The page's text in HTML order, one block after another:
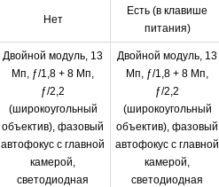
Нет
Есть (в клавише
питания)
Двойной модуль, 13
Мп, ƒ/1,8 + 8 Мп,
ƒ/2,2
(широкоугольный
объектив), фазовый
автофокус с главной
камерой,
светодиодная
Двойной модуль, 13
Мп, ƒ/1,8 + 8 Мп,
ƒ/2,2
(широкоугольный
объектив), фазовый
автофокус с главной
камерой,
светодиодная